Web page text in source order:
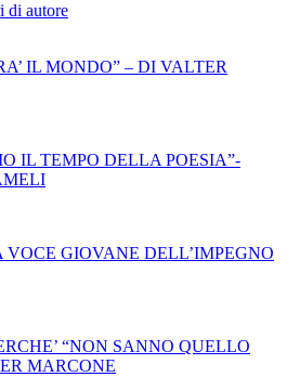
di autore
IL MONDO” – DI VALTER
IL TEMPO DELLA POESIA”-
GIOVANE DELL’IMPEGNO
“NON SANNO QUELLO
MARCONE